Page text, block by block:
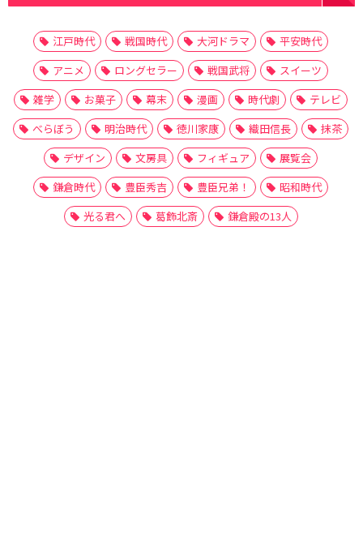
江戸時代 戦国時代 大河ドラマ
平安時代
アニメ
ロングセラー 戦国武将
スイーツ
雑学
お菓子 幕末 漫画 時代劇
テレビ
べらぼう
明治時代 徳川家康 織田信長
抹茶
デザイン
文房具 フィギュア
展覧会
鎌倉時代
豊臣秀吉 豊臣兄弟！
昭和時代
光る君へ
葛飾北斎 鎌倉殿の13人